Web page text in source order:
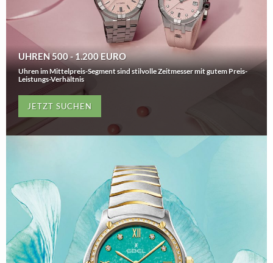
UHREN 500 - 1.200 EURO
Uhren im Mittelpreis-Segment sind stilvolle Zeitmesser mit gutem Preis-
Leistungs-Verhältnis
JETZT SUCHEN